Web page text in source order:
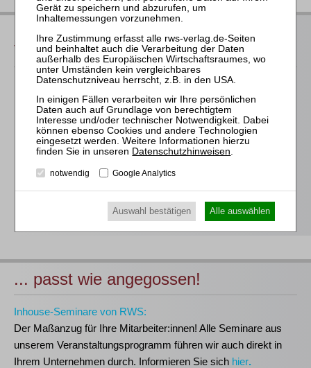
Das bieten Ihnen unsere
Veranstaltungen
Für alle Endgeräte kompatible und browserbasierte
Online-Fortbildungen
Individuelle Assistenz bis zur Einwahl und Verbindung mit
unserem Online-Seminar
Hochwertige Unterlagen für die Teilnahme, ideal auch zum
späteren Nachschlagen
Teilnahmebescheinigungen gemäßGOI, § 15 FAO und
... passt wie angegossen!
Inhouse-Seminare von RWS:
Der Maßanzug für Ihre Mitarbeiter:innen! Alle Seminare aus
unserem Veranstaltungsprogramm führen wir auch direkt in
Ihrem Unternehmen durch. Informieren Sie sich hier.
Datenschutzhinweisen.
notwendig Google Analytics
Auswahl bestätigen Alle auswählen